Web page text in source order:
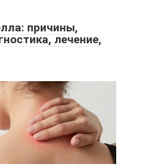
причины,
лечение,